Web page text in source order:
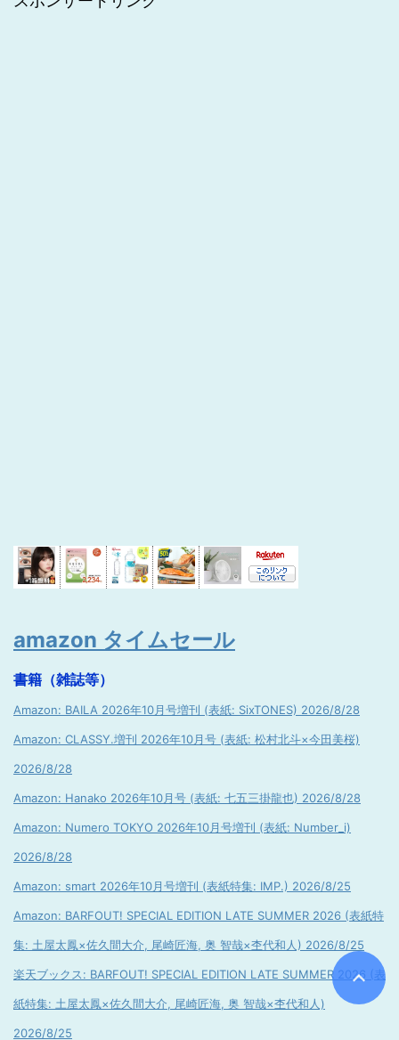
amazon タイムセール
書籍（雑誌等）
Amazon: BAILA 2026年10月号増刊 (表紙: SixTONES) 2026/8/28
Amazon: CLASSY.増刊 2026年10月号 (表紙: 松村北斗×今田美桜)
2026/8/28
Amazon: Hanako 2026年10月号 (表紙: 七五三掛龍也) 2026/8/28
Amazon: Numero TOKYO 2026年10月号増刊 (表紙: Number_i)
2026/8/28
Amazon: smart 2026年10月号増刊 (表紙特集: IMP.) 2026/8/25
Amazon: BARFOUT! SPECIAL EDITION LATE SUMMER 2026 (表紙特
集: 土屋太鳳×佐久間大介, 尾崎匠海, 奥 智哉×杢代和人) 2026/8/25
楽天ブックス: BARFOUT! SPECIAL EDITION LATE SUMMER 2026 (表
紙特集: 土屋太鳳×佐久間大介, 尾崎匠海, 奥 智哉×杢代和人)
2026/8/25